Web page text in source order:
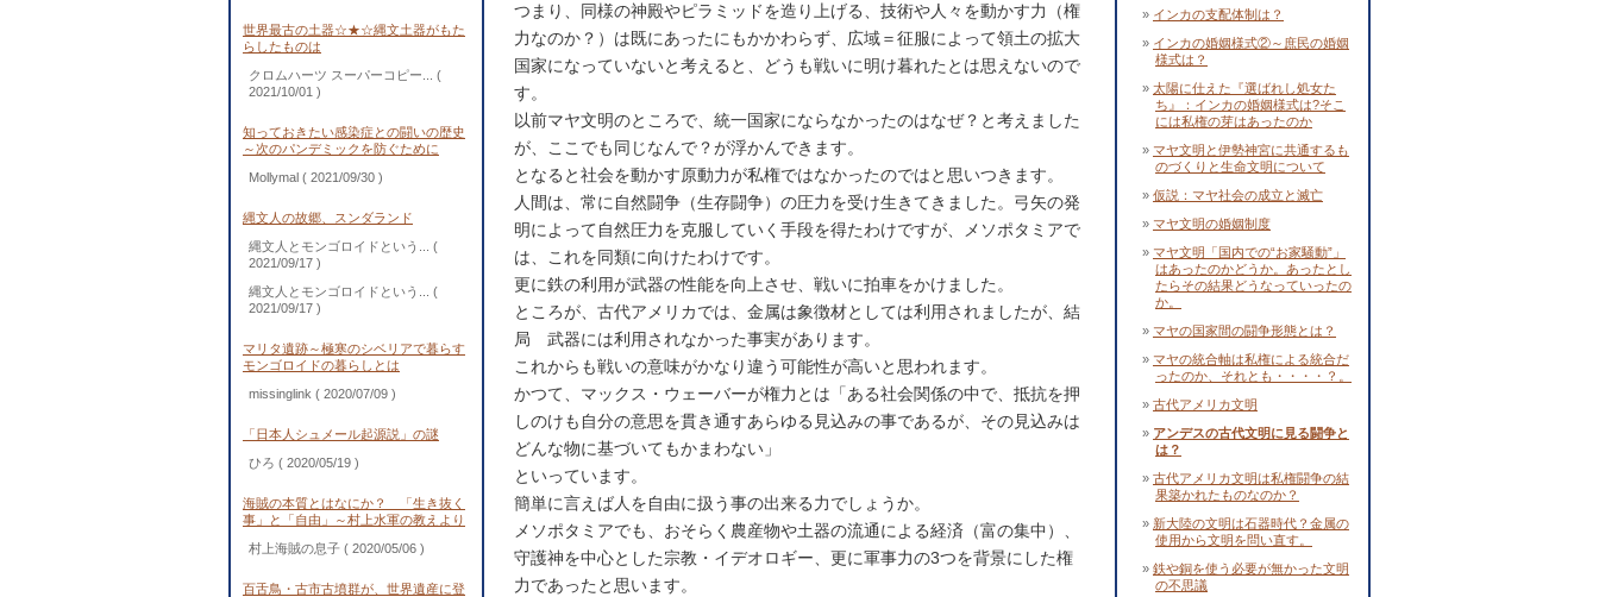
世界最古の土器☆★☆縄文土器がもた
らしたものは
クロムハーツ スーパーコピー... (
2021/10/01 )
知っておきたい感染症との闘いの歴史
～次のパンデミックを防ぐために
Mollymal ( 2021/09/30 )
縄文人の故郷、スンダランド
縄文人とモンゴロイドという... (
2021/09/17 )
縄文人とモンゴロイドという... (
2021/09/17 )
マリタ遺跡～極寒のシベリアで暮らす
モンゴロイドの暮らしとは
missinglink ( 2020/07/09 )
「日本人シュメール起源説」の謎
ひろ ( 2020/05/19 )
海賊の本質とはなにか？ 「生き抜く
事」と「自由」～村上水軍の教えより
村上海賊の息子 ( 2020/05/06 )
百舌鳥・古市古墳群が、世界遺産に登
つまり、同様の神殿やピラミッドを造り上げる、技術や人々を動かす力（権
力なのか？）は既にあったにもかかわらず、広域＝征服によって領土の拡大
国家になっていないと考えると、どうも戦いに明け暮れたとは思えないので
す。
以前マヤ文明のところで、統一国家にならなかったのはなぜ？と考えました
が、ここでも同じなんで？が浮かんできます。
となると社会を動かす原動力が私権ではなかったのではと思いつきます。
人間は、常に自然闘争（生存闘争）の圧力を受け生きてきました。弓矢の発
明によって自然圧力を克服していく手段を得たわけですが、メソポタミアで
は、これを同類に向けたわけです。
更に鉄の利用が武器の性能を向上させ、戦いに拍車をかけました。
ところが、古代アメリカでは、金属は象徴材としては利用されましたが、結
局 武器には利用されなかった事実があります。
これからも戦いの意味がかなり違う可能性が高いと思われます。
かつて、マックス・ウェーバーが権力とは「ある社会関係の中で、抵抗を押
しのけも自分の意思を貫き通すあらゆる見込みの事であるが、その見込みは
どんな物に基づいてもかまわない」
といっています。
簡単に言えば人を自由に扱う事の出来る力でしょうか。
メソポタミアでも、おそらく農産物や土器の流通による経済（富の集中）、
守護神を中心とした宗教・イデオロギー、更に軍事力の3つを背景にした権
力であったと思います。
インカの支配体制は？
インカの婚姻様式②～庶民の婚姻
様式は？
太陽に仕えた『選ばれし処女た
ち』：インカの婚姻様式は?そこ
には私権の芽はあったのか
マヤ文明と伊勢神宮に共通するも
のづくりと生命文明について
仮説：マヤ社会の成立と滅亡
マヤ文明の婚姻制度
マヤ文明「国内での“お家騒動”」
はあったのかどうか。あったとし
たらその結果どうなっていったの
か。
マヤの国家間の闘争形態とは？
マヤの統合軸は私権による統合だ
ったのか、それとも・・・・？。
古代アメリカ文明
アンデスの古代文明に見る闘争と
は？
古代アメリカ文明は私権闘争の結
果築かれたものなのか？
新大陸の文明は石器時代？金属の
使用から文明を問い直す。
鉄や銅を使う必要が無かった文明
の不思議